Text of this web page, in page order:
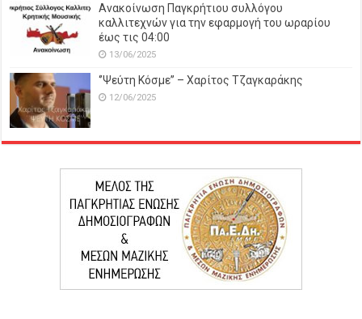
Ανακοίνωση Παγκρήτιου συλλόγου
καλλιτεχνών για την εφαρμογή του ωραρίου
έως τις 04:00
13/06/2025
‘’Ψεύτη Κόσμε’’ – Χαρίτος Τζαγκαράκης
12/06/2025